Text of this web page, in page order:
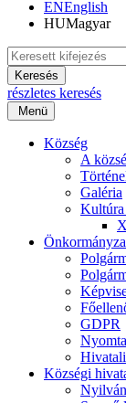
ENEnglish
HUMagyar
Keresés
részletes keresés
Menü
Község
A
Galéria
Kultúra
GDPR
Községi